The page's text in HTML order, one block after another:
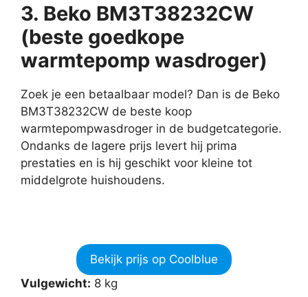
3. Beko BM3T38232CW
(beste goedkope
warmtepomp wasdroger)
Zoek je een betaalbaar model? Dan is de Beko
BM3T38232CW de beste koop
warmtepompwasdroger in de budgetcategorie.
Ondanks de lagere prijs levert hij prima
prestaties en is hij geschikt voor kleine tot
middelgrote huishoudens.
Bekijk prijs op Coolblue
Vulgewicht: 8 kg